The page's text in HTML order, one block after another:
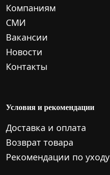
Компаниям
СМИ
Вакансии
Новости
Контакты
Условия и рекомендации
Доставка и оплата
Возврат товара
Рекомендации по уходу